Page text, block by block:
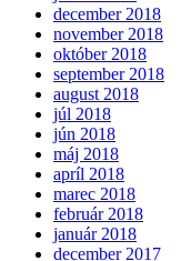
december 2018
november 2018
október 2018
september 2018
august 2018
júl 2018
jún 2018
máj 2018
apríl 2018
marec 2018
február 2018
január 2018
december 2017